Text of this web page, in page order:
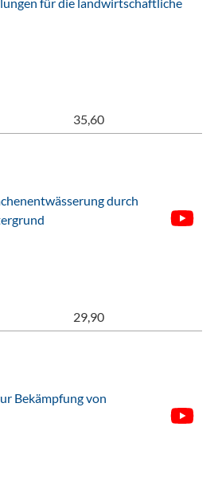
35,60
durch
29,90
Bekämpfung von